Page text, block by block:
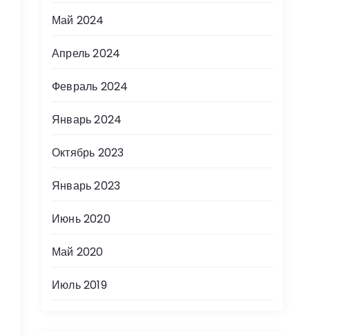
Май 2024
Апрель 2024
Февраль 2024
Январь 2024
Октябрь 2023
Январь 2023
Июнь 2020
Май 2020
Июль 2019